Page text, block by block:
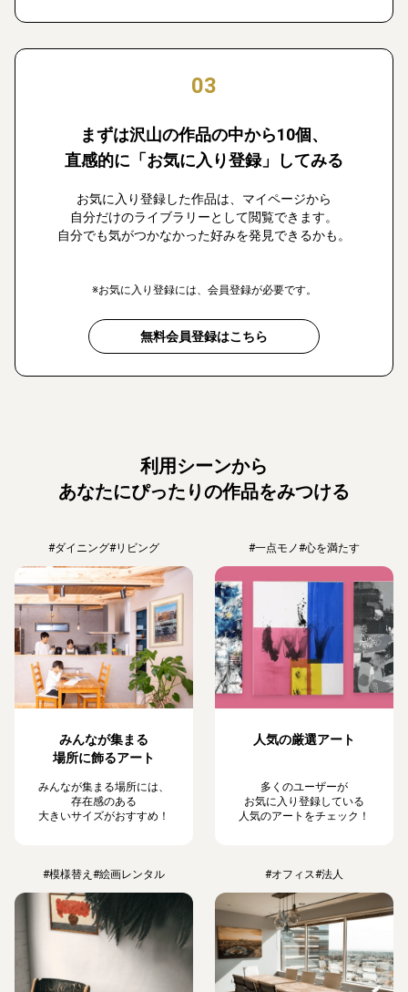
03
まずは沢山の作品の中から10個、
直感的に「お気に入り登録」してみる
お気に入り登録した作品は、マイページから
自分だけのライブラリーとして閲覧できます。
自分でも気がつかなかった好みを発見できるかも。
※お気に入り登録には、会員登録が必要です。
無料会員登録はこちら
利用シーンから
あなたにぴったりの作品をみつける
#ダイニング#リビング
みんなが集まる
場所に飾るアート
みんなが集まる場所には、
存在感のある
大きいサイズがおすすめ！
#一点モノ#心を満たす
人気の厳選アート
多くのユーザーが
お気に入り登録している
人気のアートをチェック！
#模様替え #絵画レンタル #オフィス#法人